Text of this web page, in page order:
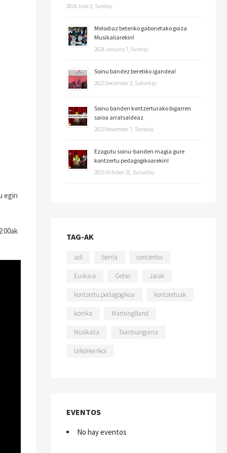
egin
2024 June 2, Sunday
Melodiaz beteriko gabonetako goiza
Musikaliarekin!
2024 January 7, Sunday
Soinu bandez beretiko igandea!
2023 December 2, Saturday
Soinu banden kontzerturako bigarren
saioa arratsaldeaz
2023 November 7, Tuesday
Ezagutu soinu-banden magia gure
kontzertu pedagogikoarekin!
2023 October 21, Saturday
TAG-AK
adi berria conciertos
Euskara Getxo Jaiak
kontzertu.pedagogikoa kontzertuak
korrika MartxingBand
Musikalia Txantxangorria
UrkoHerrikoi
EVENTOS
No hay eventos